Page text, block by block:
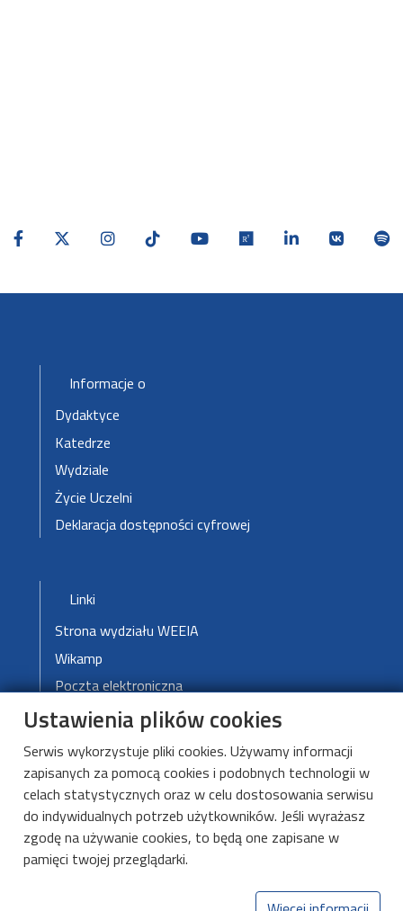
Katedra Przyrządów
Półprzewodnikowych
Stopka-2-Menu
Informacje o
Dydaktyce
Katedrze
Wydziale
Życie Uczelni
Deklaracja dostępności cyfrowej
Stopka-3-Menu
Linki
Strona wydziału WEEIA
Wikamp
Poczta elektroniczna
Biblioteka PŁ
Mapa kampusu
Ustawienia plików cookies
Serwis wykorzystuje pliki cookies. Używamy informacji
zapisanych za pomocą cookies i podobnych technologii w
celach statystycznych oraz w celu dostosowania serwisu
do indywidualnych potrzeb użytkowników. Jeśli wyrażasz
zgodę na używanie cookies, to będą one zapisane w
pamięci twojej przeglądarki.